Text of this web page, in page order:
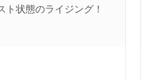
状態のライジング！